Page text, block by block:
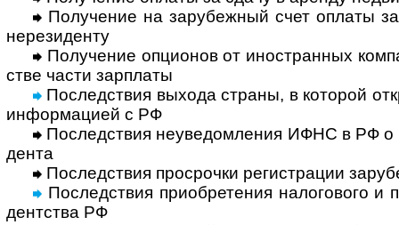
Получение на зарубежный счет оплаты
нере­зи­денту
Получение опционов от иностранных
стве части зар­платы
Последствия выхода страны, в которой
инфор­ма­цией с РФ
Последствия неуведомления ИФНС в РФ о
дента
Последствия просрочки регистрации
Последствия приобретения нало­гового и
дент­ства РФ